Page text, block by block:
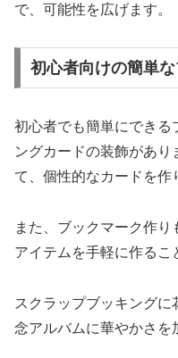
で、可能性を広げます。
初心者向けの簡単
初心者でも簡単にできる
ングカードの装飾があり
て、個性的なカードを作
また、ブックマーク作
アイテムを手軽に作るこ
スクラップブッキング
念アルバムに華やかさを